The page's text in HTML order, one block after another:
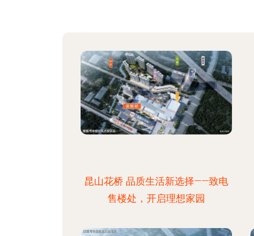
昆山花桥 品质生活新选择——致电
售楼处，开启理想家园